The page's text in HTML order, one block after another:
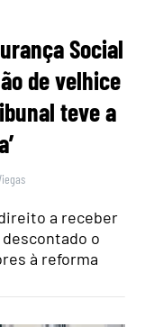
Social
de velhice
teve a
a receber
o
à reforma